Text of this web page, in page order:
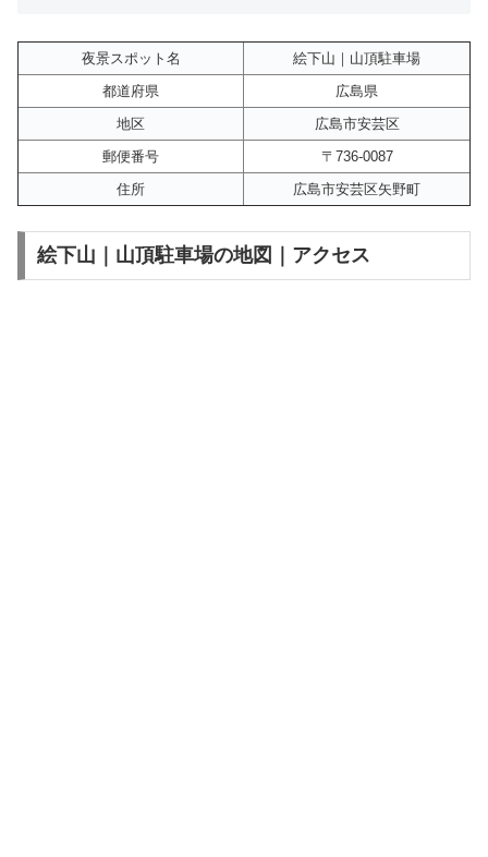
夜景スポット名
絵下山｜山頂駐車場
都道府県
広島県
地区
広島市安芸区
郵便番号
〒736-0087
住所
広島市安芸区矢野町
絵下山｜山頂駐車場の地図｜アクセス